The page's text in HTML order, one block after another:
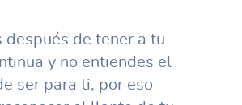
después de tener a tu
y no entiendes el
ser para ti, por eso